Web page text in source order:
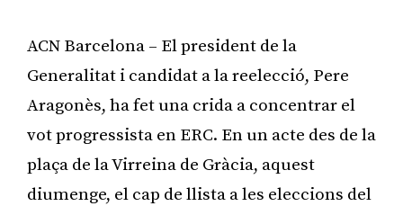
ACN Barcelona – El president de la
Generalitat i candidat a la reelecció, Pere
Aragonès, ha fet una crida a concentrar el
vot progressista en ERC. En un acte des de la
plaça de la Virreina de Gràcia, aquest
diumenge, el cap de llista a les eleccions del